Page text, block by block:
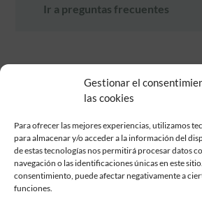
Gestionar el
las cookies
Para ofrecer las mejores experiencias, utilizamos
para almacenar y/o acceder a la información del
de estas tecnologías nos permitirá procesar datos
navegación o las identificaciones únicas en este
consentimiento, puede afectar negativamente a
funciones.
Ir a preguntas frecuentes
Fundación Pastor de
Calle Serrano, 107.
915617236